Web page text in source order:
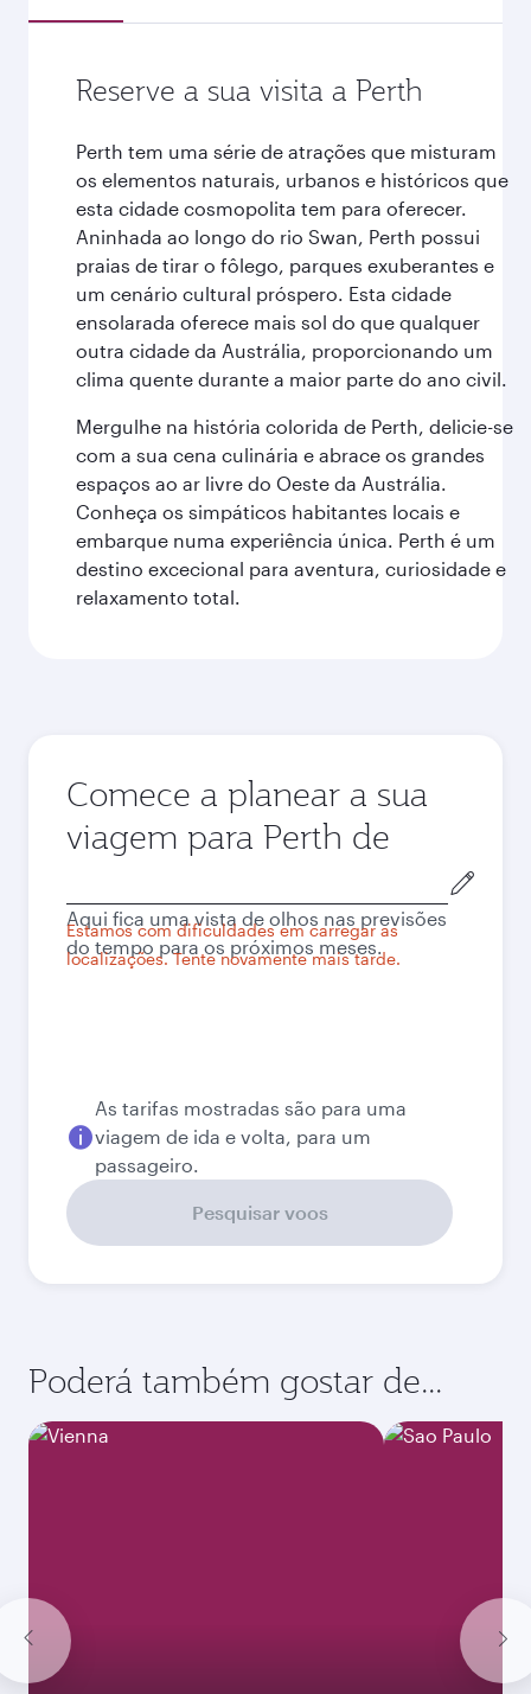
Reserve a sua visita a Perth
Perth tem uma série de atrações que misturam
os elementos naturais, urbanos e históricos que
esta cidade cosmopolita tem para oferecer.
Aninhada ao longo do rio Swan, Perth possui
praias de tirar o fôlego, parques exuberantes e
um cenário cultural próspero. Esta cidade
ensolarada oferece mais sol do que qualquer
outra cidade da Austrália, proporcionando um
clima quente durante a maior parte do ano civil.
Mergulhe na história colorida de Perth, delicie-se
com a sua cena culinária e abrace os grandes
espaços ao ar livre do Oeste da Austrália.
Conheça os simpáticos habitantes locais e
embarque numa experiência única. Perth é um
destino excecional para aventura, curiosidade e
relaxamento total.
Comece a planear a sua
viagem para Perth de
de
origem
Estamos com dificuldades em carregar as
localizações. Tente novamente mais tarde.
Aqui fica uma vista de olhos nas previsões
do tempo para os próximos meses.
As tarifas mostradas são para uma
viagem de ida e volta, para um
passageiro.
Pesquisar voos
Poderá também gostar de...